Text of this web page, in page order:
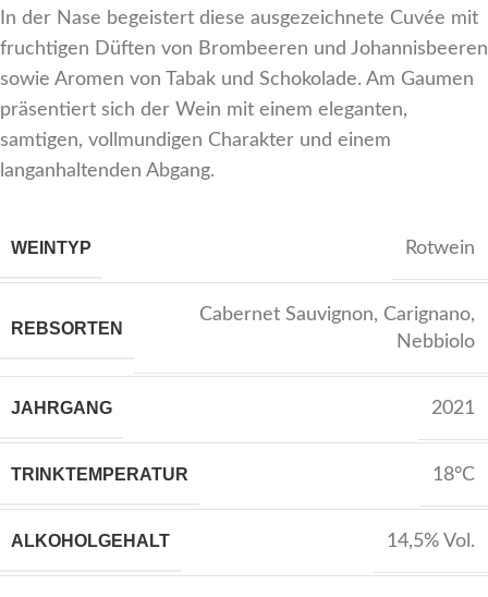
In der Nase begeistert diese ausgezeichnete Cuvée mit
fruchtigen Düften von Brombeeren und Johannisbeeren
sowie Aromen von Tabak und Schokolade. Am Gaumen
präsentiert sich der Wein mit einem eleganten,
samtigen, vollmundigen Charakter und einem
langanhaltenden Abgang.
WEINTYP Rotwein
REBSORTEN
Cabernet Sauvignon, Carignano,
Nebbiolo
JAHRGANG 2021
TRINKTEMPERATUR 18°C
ALKOHOLGEHALT 14,5% Vol.